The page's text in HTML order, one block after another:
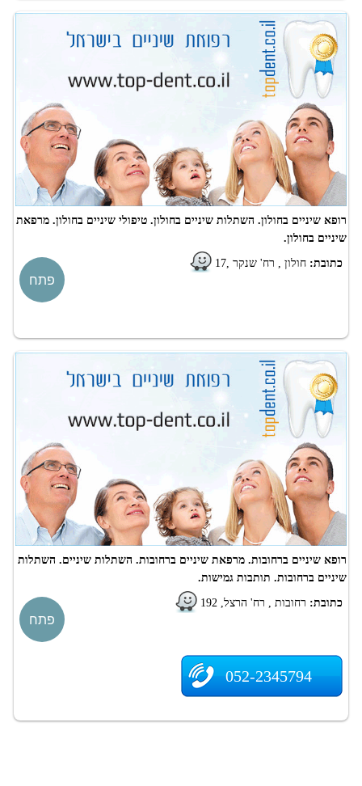
רופא שיניים בחולון. השתלות שיניים בחולון. טיפולי שיניים בחולון. מרפאת
שיניים בחולון.
כתובת: חולון , רח' שנקר ,17
פתח
רופא שיניים ברחובות. מרפאת שיניים ברחובות. השתלות שיניים. השתלות
שיניים ברחובות. תותבות גמישות.
כתובת: רחובות , רח' הרצל, 192
052-2345794
פתח